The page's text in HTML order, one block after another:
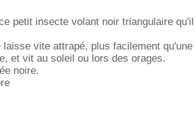
petit insecte volant noir triangulaire
vite attrapé, plus facilement
et vit au soleil ou lors des orages.
noire.